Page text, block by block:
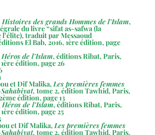
Histoires des grands Hommes de l’Islam,
du livre “sifat as-safwa (la
traduit par Messaoud
El Bab, 2016, 1ère édition, page
Héros de l’Islam, éditions Ribat, Paris,
édition, page 26
et Dif Malika,Les premières femmes
tome 2, édition Tawhid, Paris,
édition, page 13
Héros de l’Islam, éditions Ribat, Paris,
édition, page 25
et Dif Malika,Les premières femmes
tome 2, édition Tawhid, Paris,